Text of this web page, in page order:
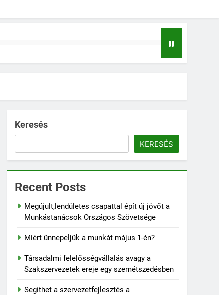
Keresés
KERESÉS
Recent Posts
Megújult,lendületes csapattal épít új jövőt a
Munkástanácsok Országos Szövetsége
Miért ünnepeljük a munkát május 1-én?
Társadalmi felelősségvállalás avagy a
Szakszervezetek ereje egy szemétszedésben
Segíthet a szervezetfejlesztés a